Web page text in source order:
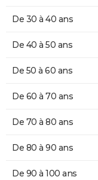
De 30 à 40 ans
De 40 à 50 ans
De 50 à 60 ans
De 60 à 70 ans
De 70 à 80 ans
De 80 à 90 ans
De 90 à 100 ans